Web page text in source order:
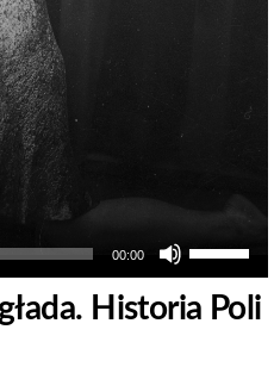
00:00
Używaj
strzałek
do
Historia Poli